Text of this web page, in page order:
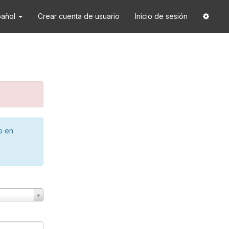
Crear cuenta de usuario Inicio de sesión
en